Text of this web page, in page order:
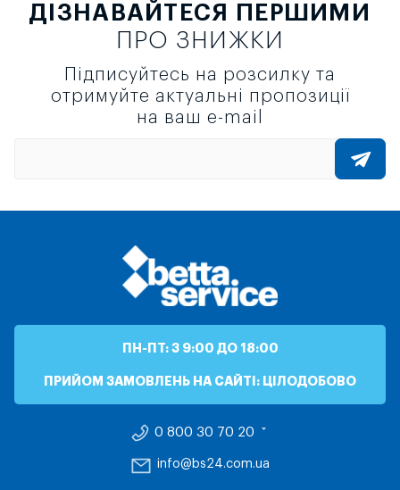
ДІЗНАВАЙТЕСЯ ПЕРШИМИ
ПРО ЗНИЖКИ
Підписуйтесь на розсилку та
отримуйте актуальні пропозиції
на ваш e-mail
ПН-ПТ: З 9:00 ДО 18:00
ПРИЙОМ ЗАМОВЛЕНЬ НА САЙТІ: ЦІЛОДОБОВО
0 800 30 70 20
info@bs24.com.ua